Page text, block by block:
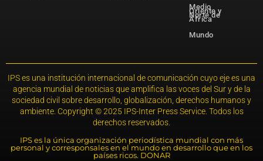
Medio
Oriente y
Norte de
África
Mundo
IPS es una institución internacional de comunicación cuyo eje es una
agencia mundial de noticias que amplifica las voces del Sur y de la
sociedad civil sobre desarrollo, globalización, derechos humanos y
ambiente. Copyright © 2025 IPS-Inter Press Service. Todos los
derechos reservados.
IPS es la única organización periodística mundial con más
personal y corresponsales en el mundo en desarrollo que en los
países ricos. DONAR